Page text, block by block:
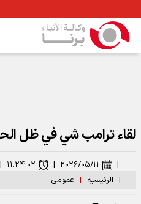
لقاء ترامب شي في ظل
| الرئیسیه | عمومی
| ۲۰۲۶/۰۵/۱۱ | ۱۱:۲۴:۰۲ |